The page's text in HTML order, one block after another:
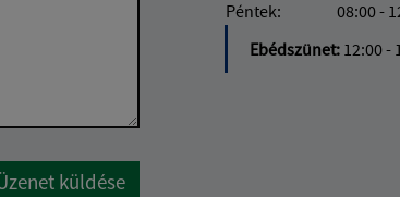
reCaptcha Response
küldése
Péntek:
08:00 -
Ebédszünet: 12:00 -